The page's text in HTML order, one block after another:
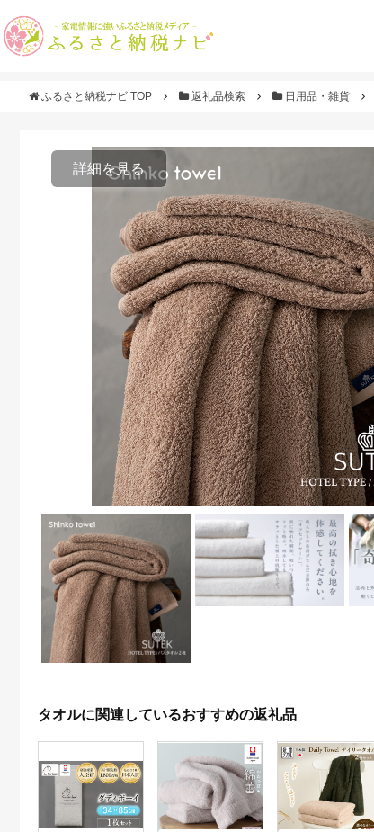
ふるさと納税ナビ TOP 返礼品検索 日用品・雑貨
詳細を見る
タオルに関連しているおすすめの返礼品